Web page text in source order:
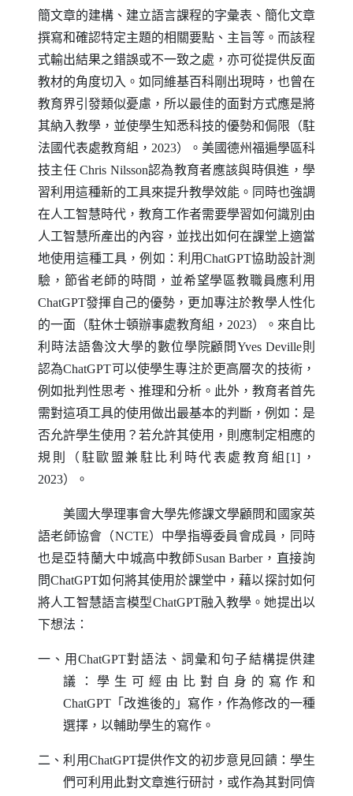
簡文章的建構、建立語言課程的字彙表、簡化文章
撰寫和確認特定主題的相關要點、主旨等。而該程
式輸出結果之錯誤或不一致之處，亦可從提供反面
教材的角度切入。如同維基百科剛出現時，也曾在
教育界引發類似憂慮，所以最佳的面對方式應是將
其納入教學，並使學生知悉科技的優勢和侷限（駐
法國代表處教育組，2023）。美國德州福遍學區科
技主任Chris Nilsson認為教育者應該與時俱進，學
習利用這種新的工具來提升教學效能。同時也強調
在人工智慧時代，教育工作者需要學習如何識別由
人工智慧所產出的內容，並找出如何在課堂上適當
地使用這種工具，例如：利用ChatGPT協助設計測
驗，節省老師的時間，並希望學區教職員應利用
ChatGPT發揮自己的優勢，更加專注於教學人性化
的一面（駐休士頓辦事處教育組，2023）。來自比
利時法語魯汶大學的數位學院顧問Yves Deville則
認為ChatGPT可以使學生專注於更高層次的技術，
例如批判性思考、推理和分析。此外，教育者首先
需對這項工具的使用做出最基本的判斷，例如：是
否允許學生使用？若允許其使用，則應制定相應的
規則（駐歐盟兼駐比利時代表處教育組[1]，
2023）。
美國大學理事會大學先修課文學顧問和國家英
語老師協會（NCTE）中學指導委員會成員，同時
也是亞特蘭大中城高中教師Susan Barber，直接詢
問ChatGPT如何將其使用於課堂中，藉以探討如何
將人工智慧語言模型ChatGPT融入教學。她提出以
下想法：
一、用ChatGPT對語法、詞彙和句子結構提供建
議：學生可經由比對自身的寫作和
ChatGPT 「改進後的」寫作，作為修改的一種
選擇，以輔助學生的寫作。
二、利用ChatGPT提供作文的初步意見回饋：學生
們可利用此對文章進行研討，或作為其對同儕